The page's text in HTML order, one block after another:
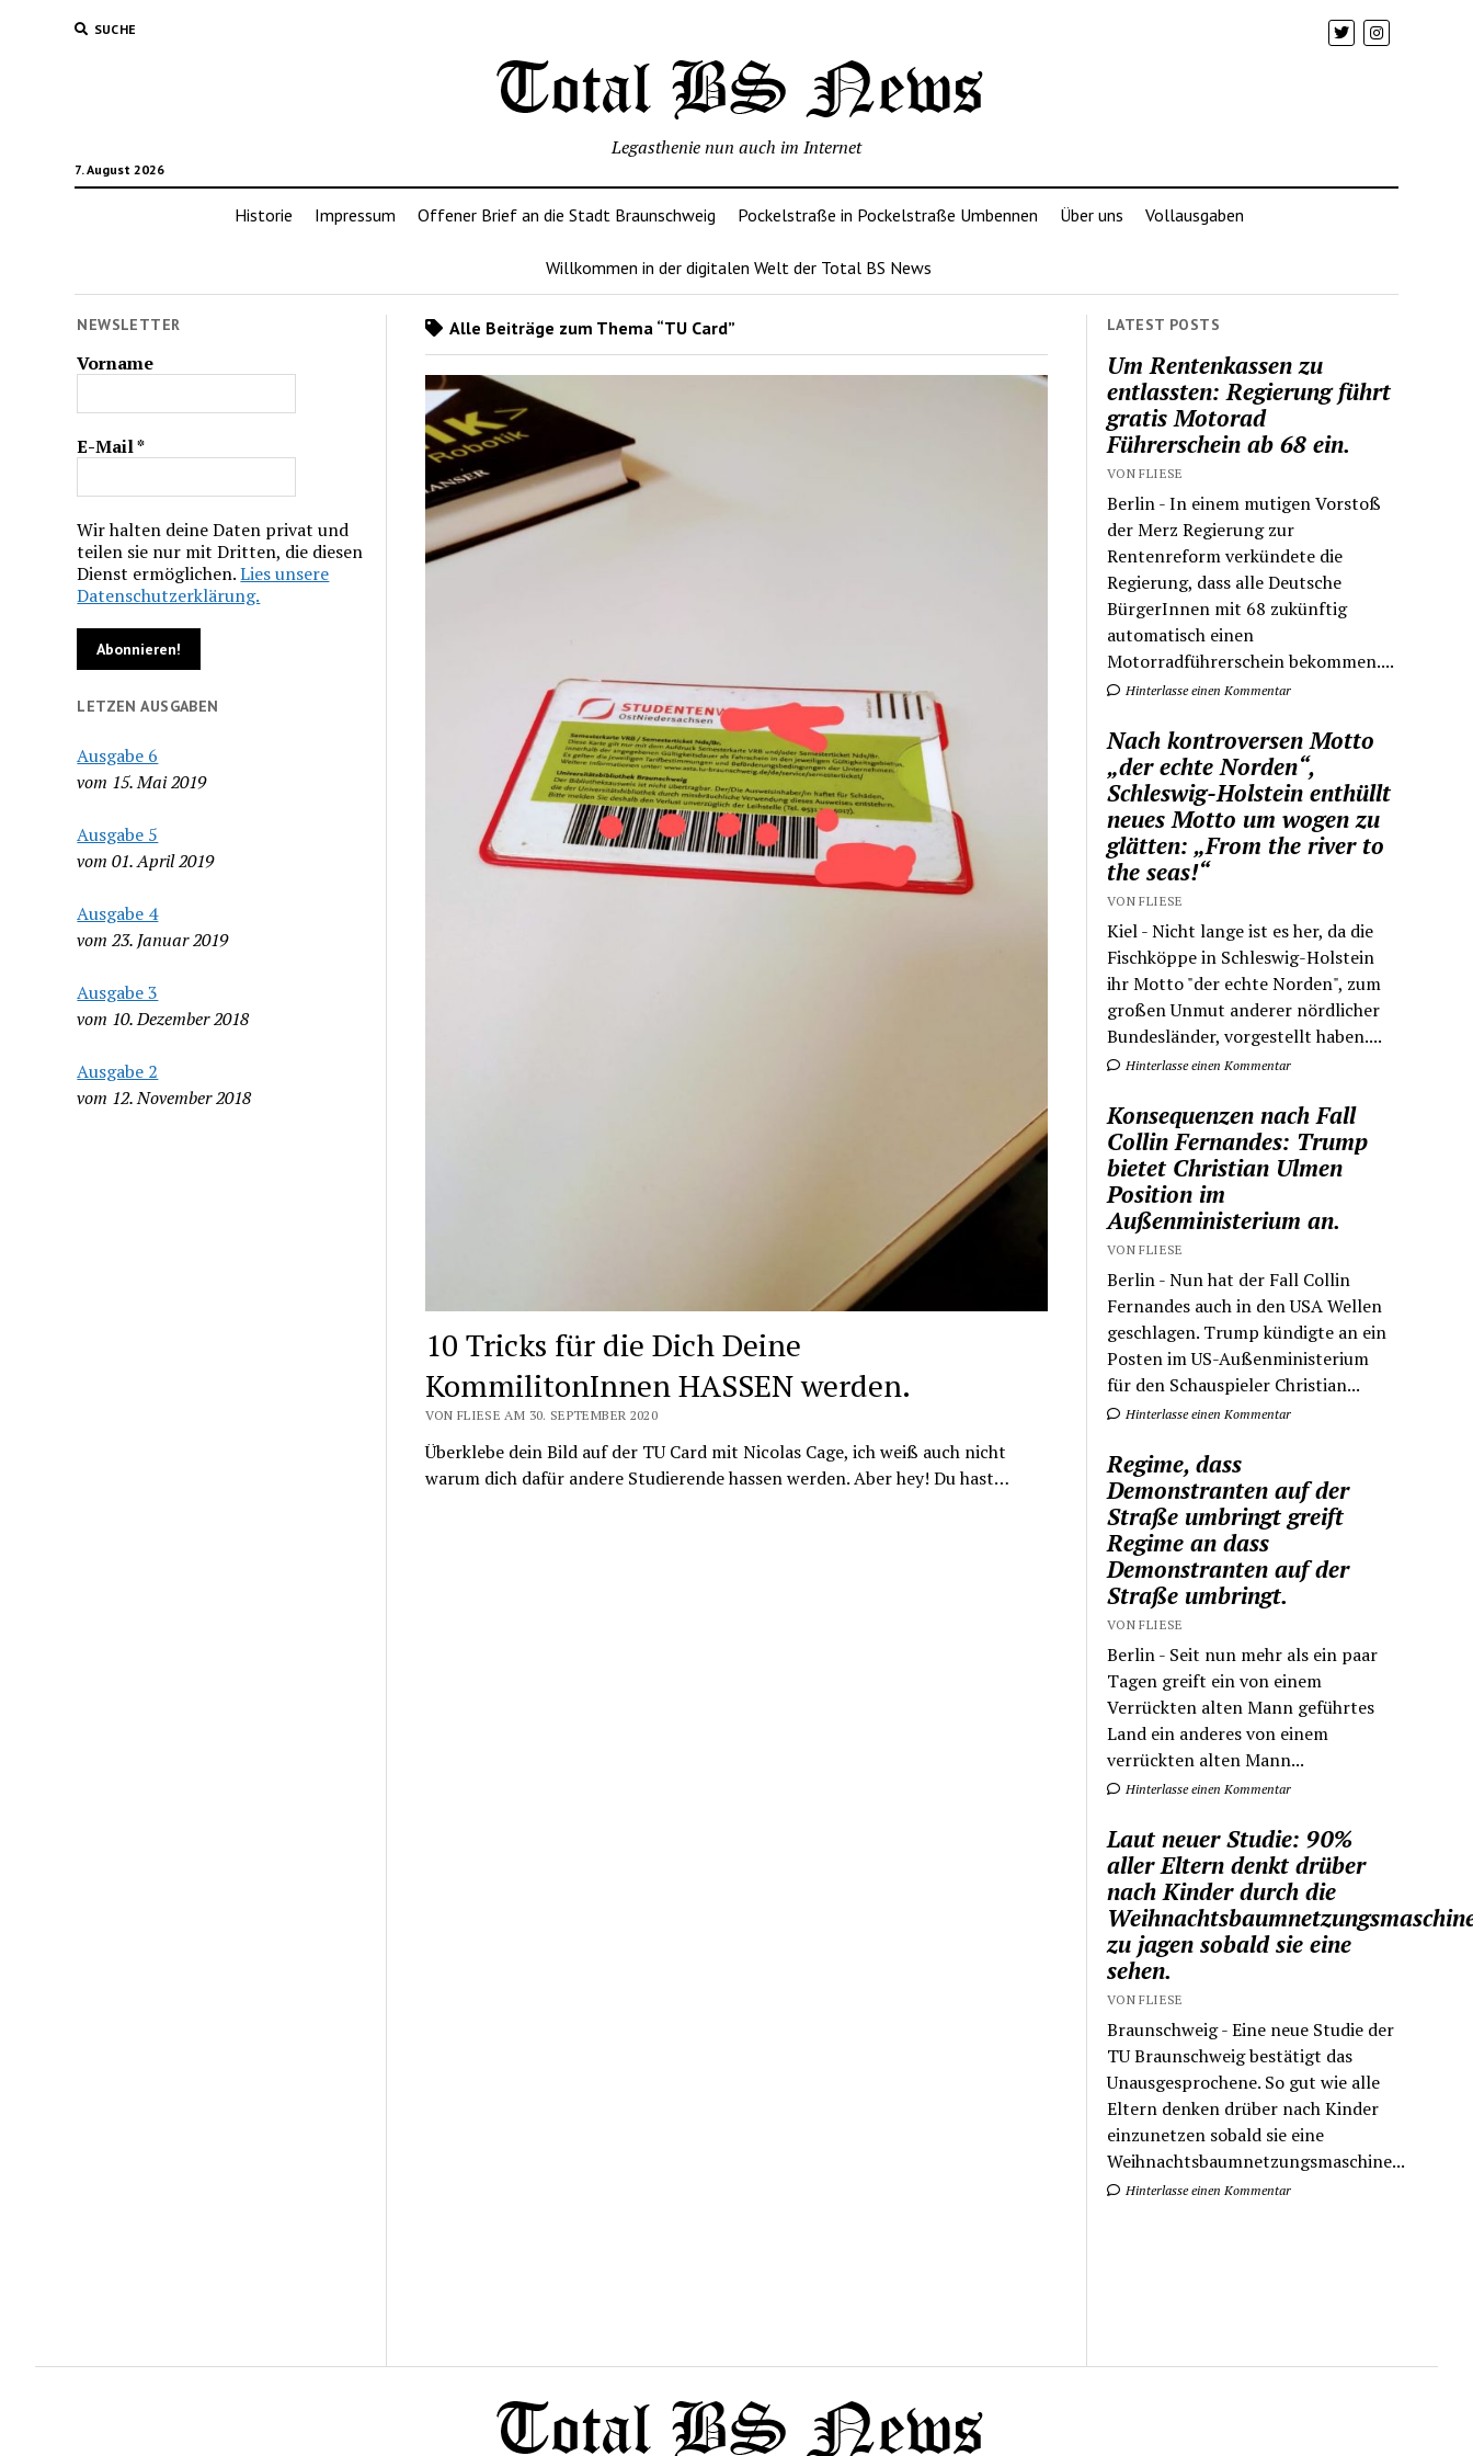
SUCHE
7. August 2026
Legasthenie nun auch im Internet
Historie Impressum Offener Brief an die Stadt Braunschweig Pockelstraße in Pockelstraße Umbennen Über uns Vollausgaben
Willkommen in der digitalen Welt der Total BS News
NEWSLETTER
Vorname
E-Mail*
Wir halten deine Daten privat und
teilen sie nur mit Dritten, die diesen
Dienst ermöglichen.Lies unsere
Datenschutzerklärung.
LETZEN AUSGABEN
Ausgabe 6
vom 15. Mai 2019
Ausgabe 5
vom 01. April 2019
Ausgabe 4
vom 23. Januar 2019
Ausgabe 3
vom 10. Dezember 2018
Ausgabe 2
vom 12. November 2018
Alle Beiträge zum Thema “TU Card”
10 Tricks für die Dich Deine
KommilitonInnen HASSEN werden.
VON FLIESE AM 30. SEPTEMBER 2020
Überklebe dein Bild auf der TU Card mit Nicolas Cage, ich weiß auch nicht
warum dich dafür andere Studierende hassen werden. Aber hey! Du hast…
LATEST POSTS
Um Rentenkassen zu
entlassten: Regierung führt
gratis Motorad
Führerschein ab 68 ein.
VON FLIESE
Berlin - In einem mutigen Vorstoß
der Merz Regierung zur
Rentenreform verkündete die
Regierung, dass alle Deutsche
BürgerInnen mit 68 zukünftig
automatisch einen
Motorradführerschein bekommen....
Hinterlasse einen Kommentar
Nach kontroversen Motto
„der echte Norden“,
Schleswig-Holstein enthüllt
neues Motto um wogen zu
glätten: „From the river to
the seas!“
VON FLIESE
Kiel - Nicht lange ist es her, da die
Fischköppe in Schleswig-Holstein
ihr Motto "der echte Norden", zum
großen Unmut anderer nördlicher
Bundesländer, vorgestellt haben....
Hinterlasse einen Kommentar
Konsequenzen nach Fall
Collin Fernandes: Trump
bietet Christian Ulmen
Position im
Außenministerium an.
VON FLIESE
Berlin - Nun hat der Fall Collin
Fernandes auch in den USA Wellen
geschlagen. Trump kündigte an ein
Posten im US-Außenministerium
für den Schauspieler Christian...
Hinterlasse einen Kommentar
Regime, dass
Demonstranten auf der
Straße umbringt greift
Regime an dass
Demonstranten auf der
Straße umbringt.
VON FLIESE
Berlin - Seit nun mehr als ein paar
Tagen greift ein von einem
Verrückten alten Mann geführtes
Land ein anderes von einem
verrückten alten Mann...
Hinterlasse einen Kommentar
Laut neuer Studie: 90%
aller Eltern denkt drüber
nach Kinder durch die
zu jagen sobald sie eine
sehen.
VON FLIESE
Braunschweig - Eine neue Studie der
TU Braunschweig bestätigt das
Unausgesprochene. So gut wie alle
Eltern denken drüber nach Kinder
einzunetzen sobald sie eine
Weihnachtsbaumnetzungsmaschine...
Hinterlasse einen Kommentar